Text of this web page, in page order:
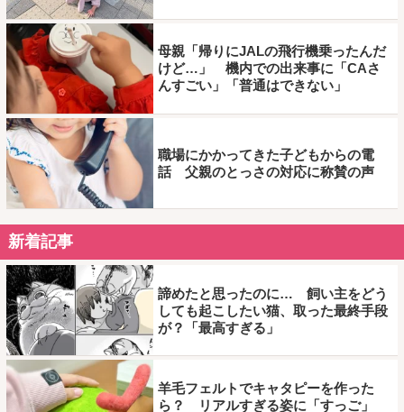
母親「帰りにJALの飛行機乗ったんだ
けど…」 機内での出来事に「CAさ
んすごい」「普通はできない」
職場にかかってきた子どもからの電
話 父親のとっさの対応に称賛の声
新着記事
諦めたと思ったのに… 飼い主をどう
しても起こしたい猫、取った最終手段
が？「最高すぎる」
羊毛フェルトでキャタピーを作った
ら？ リアルすぎる姿に「すっご」